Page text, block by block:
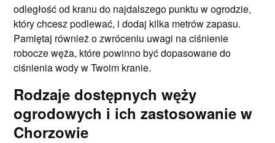
odległość od kranu do najdalszego punktu w ogrodzie,
który chcesz podlewać, i dodaj kilka metrów zapasu.
Pamiętaj również o zwróceniu uwagi na ciśnienie
robocze węża, które powinno być dopasowane do
ciśnienia wody w Twoim kranie.
Rodzaje dostępnych węży
ogrodowych i ich zastosowanie w
Chorzowie